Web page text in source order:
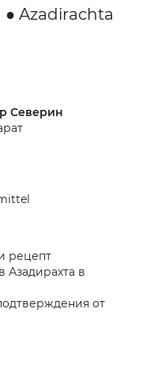
Azadirachta
Северин
рецепт
Азадирахта в
от